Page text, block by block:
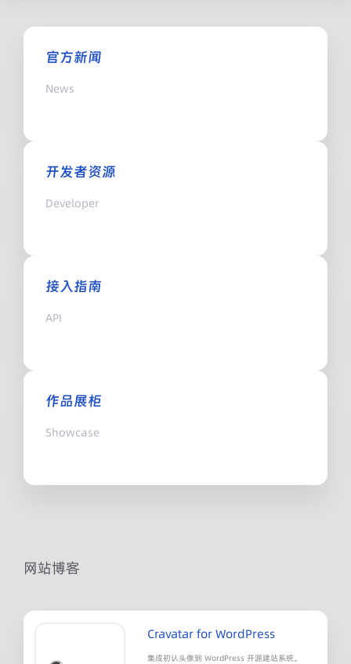
官方新闻
News
开发者资源
Developer
接入指南
API
作品展柜
Showcase
网站博客
Cravatar for WordPress
集成初认头像到 WordPress 开源建站系统。